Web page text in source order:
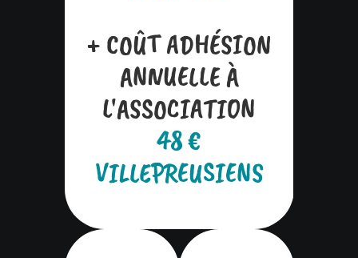
+ COÛT ADHÉSION
ANNUELLE À
L'ASSOCIATION
48 €
VILLEPREUSIENS